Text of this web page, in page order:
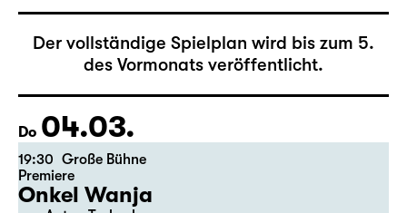
März 2027
Der vollständige Spielplan wird bis zum 5.
des Vormonats veröffentlicht.
Do 04.03.